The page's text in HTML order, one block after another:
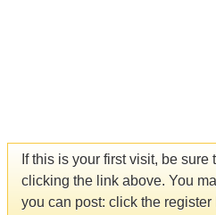
If this is your first visit, be sure
clicking the link above. You
you can post: click the